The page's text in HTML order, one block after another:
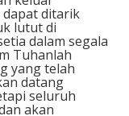
ditarik
lutut di
dalam segala
Tuhanlah
yang telah
datang
seluruh
akan